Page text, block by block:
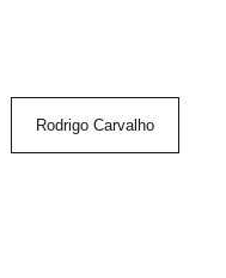
Rodrigo Carvalho